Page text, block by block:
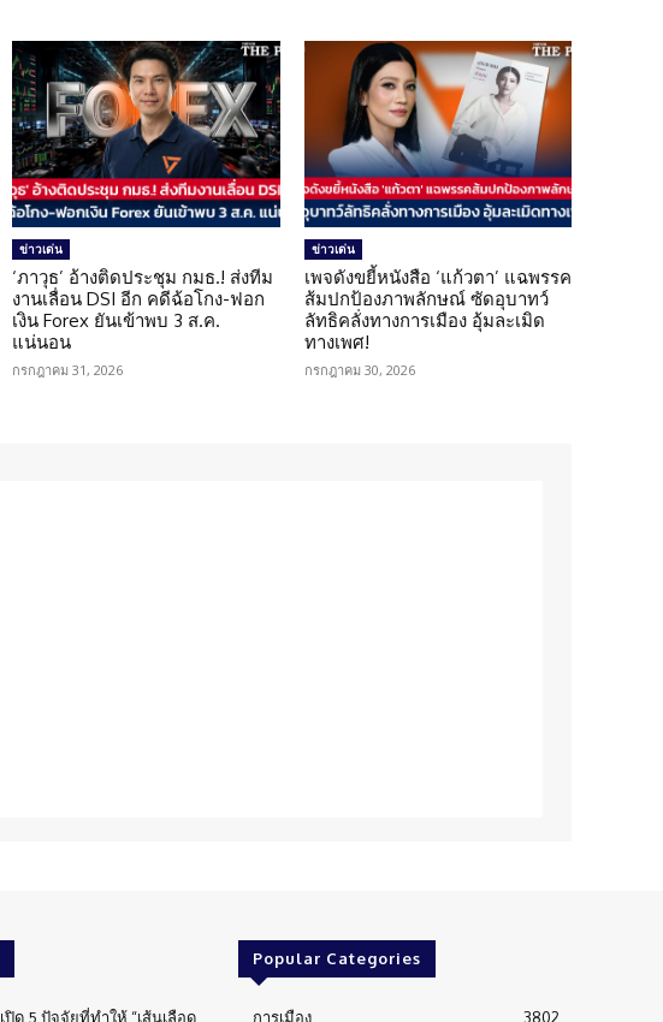
ข่าวเด่น
‘ภาวุธ’ อ้างติดประชุม กมธ.! ส่งทีม
งานเลื่อน DSI อีก คดีฉ้อโกง-ฟอก
เงิน Forex ยันเข้าพบ 3 ส.ค.
แน่นอน
กรกฎาคม 31, 2026
ข่าวเด่น
เพจดังขยี้หนังสือ ‘แก้วตา’ แฉพรรค
ส้มปกป้องภาพลักษณ์ ซัดอุบาทว์
ลัทธิคลั่งทางการเมือง อุ้มละเมิด
ทางเพศ!
กรกฎาคม 30, 2026
เปิด 5 ปัจจัยที่ทำให้ “เส้นเลือด
Popular Categories
การเมือง 3802